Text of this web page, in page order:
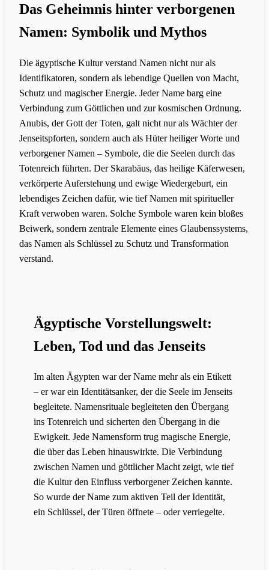
Das Geheimnis hinter verborgenen
Namen: Symbolik und Mythos
Die ägyptische Kultur verstand Namen nicht nur als
Identifikatoren, sondern als lebendige Quellen von Macht,
Schutz und magischer Energie. Jeder Name barg eine
Verbindung zum Göttlichen und zur kosmischen Ordnung.
Anubis, der Gott der Toten, galt nicht nur als Wächter der
Jenseitspforten, sondern auch als Hüter heiliger Worte und
verborgener Namen – Symbole, die die Seelen durch das
Totenreich führten. Der Skarabäus, das heilige Käferwesen,
verkörperte Auferstehung und ewige Wiedergeburt, ein
lebendiges Zeichen dafür, wie tief Namen mit spiritueller
Kraft verwoben waren. Solche Symbole waren kein bloßes
Beiwerk, sondern zentrale Elemente eines Glaubenssystems,
das Namen als Schlüssel zu Schutz und Transformation
verstand.
Ägyptische Vorstellungswelt:
Leben, Tod und das Jenseits
Im alten Ägypten war der Name mehr als ein Etikett
– er war ein Identitätsanker, der die Seele im Jenseits
begleitete. Namensrituale begleiteten den Übergang
ins Totenreich und sicherten den Übergang in die
Ewigkeit. Jede Namensform trug magische Energie,
die über das Leben hinauswirkte. Die Verbindung
zwischen Namen und göttlicher Macht zeigt, wie tief
die Kultur den Einfluss verborgener Zeichen kannte.
So wurde der Name zum aktiven Teil der Identität,
ein Schlüssel, der Türen öffnete – oder verriegelte.